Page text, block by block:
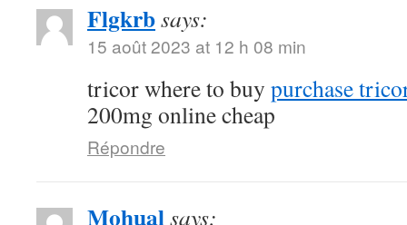
Flgkrbsays:
15 août 2023 at 12 h 08 min
tricor where to buy purchase
200mg online cheap
Répondre
Mohualsays: